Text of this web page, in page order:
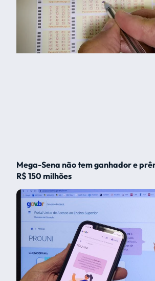
Mega-Sena não tem ganhador e
R$ 150 milhões